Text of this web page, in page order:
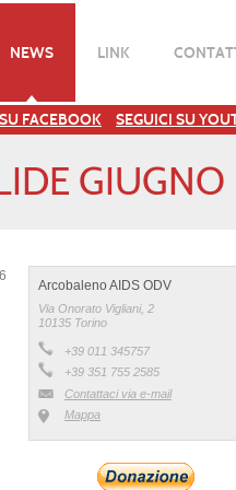
NEWS LINK
FACEBOOK SEGUICI SU
GIUGNO
Arcobaleno AIDS ODV
Via Onorato Vigliani, 2
10135 Torino
+39 011 345757
+39 351 755 2585
Contattaci via e-mail
Mappa